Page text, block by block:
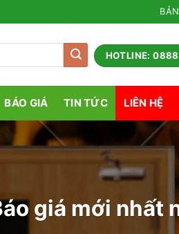
HOTLINE:
BÁO GIÁ TIN TỨC LIÊN HỆ
giá mới nhất